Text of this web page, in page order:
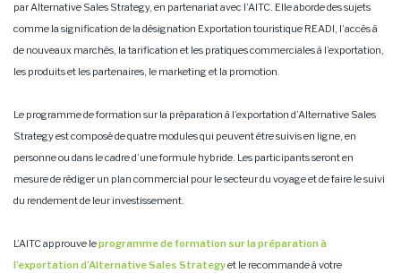
par Alternative Sales Strategy, en partenariat avec l’AITC. Elle aborde des sujets
comme la signification de la désignation Exportation touristique READI, l’accès à
de nouveaux marchés, la tarification et les pratiques commerciales à l’exportation,
les produits et les partenaires, le marketing et la promotion.
Le programme de formation sur la préparation à l’exportation d’Alternative Sales
Strategy est composé de quatre modules qui peuvent être suivis en ligne, en
personne ou dans le cadre d’une formule hybride. Les participants seront en
mesure de rédiger un plan commercial pour le secteur du voyage et de faire le suivi
du rendement de leur investissement.
L’AITC approuve leprogramme de formation sur la préparation à
l’exportation d’Alternative Sales Strategyet le recommande à votre